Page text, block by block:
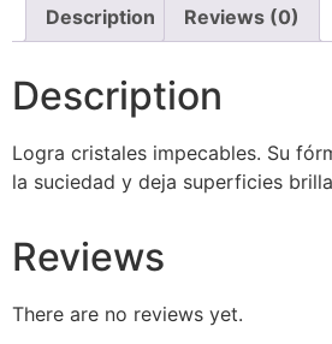
Description Reviews (0)
Description
Logra cristales impecables. Su
la suciedad y deja superficies
Reviews
There are no reviews yet.